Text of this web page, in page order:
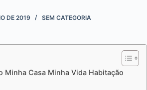
DE 2019 SEM CATEGORIA
Minha Casa Minha Vida Habitação